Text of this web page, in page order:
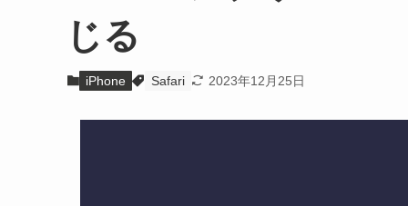
じる
iPhone Safari 2023年12月25日